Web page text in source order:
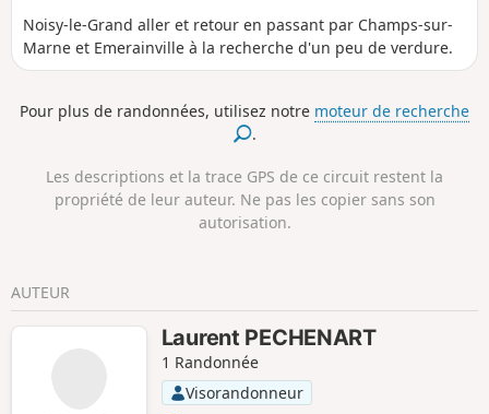
Noisy-le-Grand aller et retour en passant par Champs-sur-
Marne et Emerainville à la recherche d'un peu de verdure.
Pour plus de randonnées, utilisez notre moteur de recherche
.
Les descriptions et la trace GPS de ce circuit restent la
propriété de leur auteur. Ne pas les copier sans son
autorisation.
AUTEUR
Laurent PECHENART
1 Randonnée
Visorandonneur